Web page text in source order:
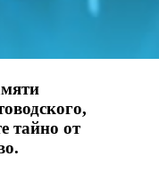
тайно от